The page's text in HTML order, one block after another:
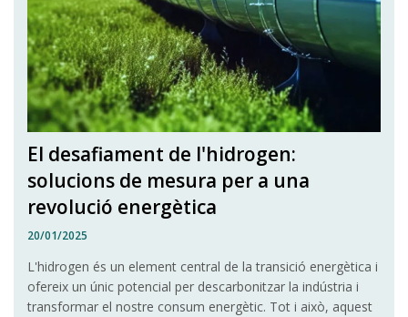
El desafiament de l'hidrogen:
solucions de mesura per a una
revolució energètica
20/01/2025
L'hidrogen és un element central de la transició energètica i
ofereix un únic potencial per descarbonitzar la indústria i
transformar el nostre consum energètic. Tot i això, aquest